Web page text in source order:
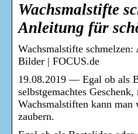
Wachsmalstifte
Anleitung für
Wachsmalstifte
Bilder | FOCUS.de
19.08.2019 — Egal ob als
selbstgemachtes
Wachsmalstiften kann man
zaubern.